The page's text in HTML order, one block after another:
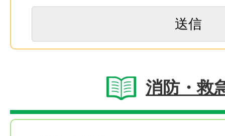
消防・救